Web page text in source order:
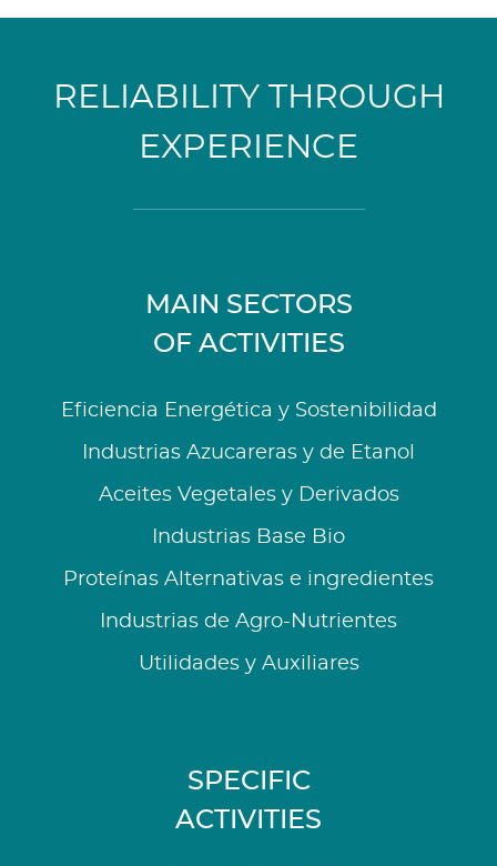
RELIABILITY THROUGH
EXPERIENCE
MAIN SECTORS
OF ACTIVITIES
Eficiencia Energética y Sostenibilidad
Industrias Azucareras y de Etanol
Aceites Vegetales y Derivados
Industrias Base Bio
Proteínas Alternativas e ingredientes
Industrias de Agro-Nutrientes
Utilidades y Auxiliares
SPECIFIC
ACTIVITIES